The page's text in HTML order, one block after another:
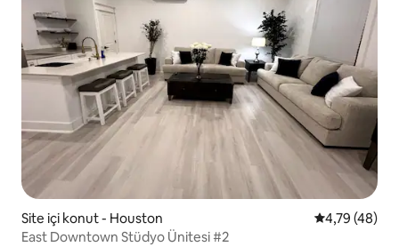
Site içi konut - Houston 5 üzerinden
4,79 (48)
East Downtown Stüdyo Ünitesi #2